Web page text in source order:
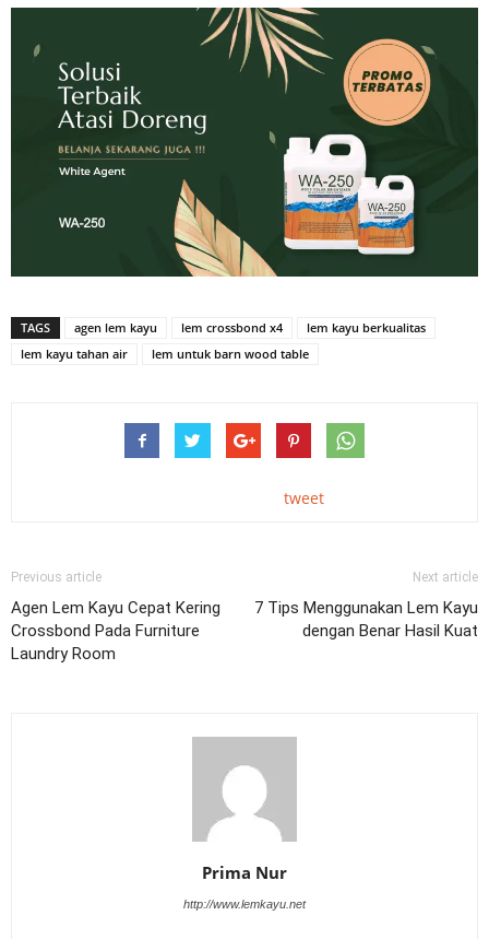
TAGS agen lem kayu lem crossbond x4
lem kayu berkualitas
lem kayu tahan air
lem untuk barn wood table
tweet
Previous article
Agen Lem Kayu Cepat Kering
Crossbond Pada Furniture
Laundry Room
Next article
7 Tips Menggunakan Lem Kayu
dengan Benar Hasil Kuat
Prima Nur
http://www.lemkayu.net